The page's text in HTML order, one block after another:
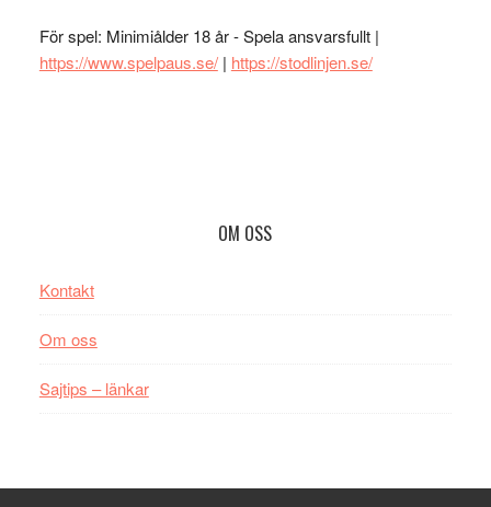
För spel: Minimiålder 18 år - Spela ansvarsfullt |
https://www.spelpaus.se/| https://stodlinjen.se/
OM OSS
Kontakt
Om oss
Sajtips – länkar